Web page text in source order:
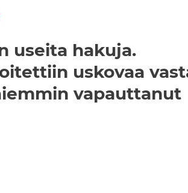
useita hakuja.
uskovaa
vapauttanut